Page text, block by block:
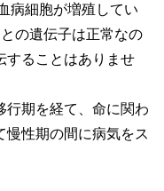
病細胞が増殖してい
の遺伝子は正常なの
することはありませ
行期を経て、命に関わ
慢性期の間に病気をス